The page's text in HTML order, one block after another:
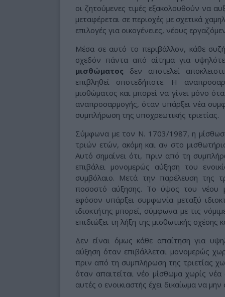
οι ζητούμενες τιμές εξακολουθούν να
μεταφέρεται σε περιοχές με σχετικά
επιλογές για οικογένειες, νέους
Μέσα σε αυτό το περιβάλλον, κάθε
σχεδόν πάντα από αίτημα για
μισθώματος δεν αποτελεί
επιβληθεί οποτεδήποτε. Η
μισθώματος και μπορεί να γίνει μόνο
αναπροσαρμογής, όταν υπάρξει νέα
συμπλήρωση της υποχρεωτικής τριετίας.
Σύμφωνα με τον Ν. 1703/1987, η μίσθωση
τριών ετών, ακόμη και αν στο
Αυτό σημαίνει ότι, πριν από τη
επιβάλει μονομερώς αύξηση του
συμβόλαιο. Μετά την παρέλευση της
ποσοστό αύξησης. Το ύψος του νέου
εφόσον υπάρξει συμφωνία μεταξύ
ιδιοκτήτης μπορεί, σύμφωνα με τις
επιδιώξει τη λήξη της μισθωτικής
Δεν είναι όμως κάθε απαίτηση για
αύξηση όταν επιβάλλεται μονομερώς
πριν από τη συμπλήρωση της τριετίας
όταν απαιτείται νέο μίσθωμα χωρίς
αυτές ο ενοικιαστής έχει δικαίωμα να